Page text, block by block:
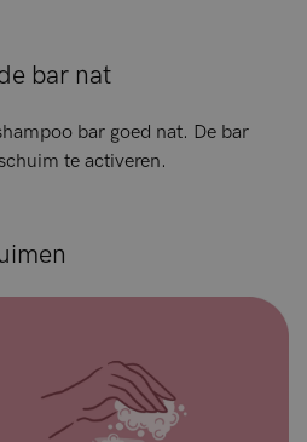
bar nat
bar goed nat. De bar
te activeren.